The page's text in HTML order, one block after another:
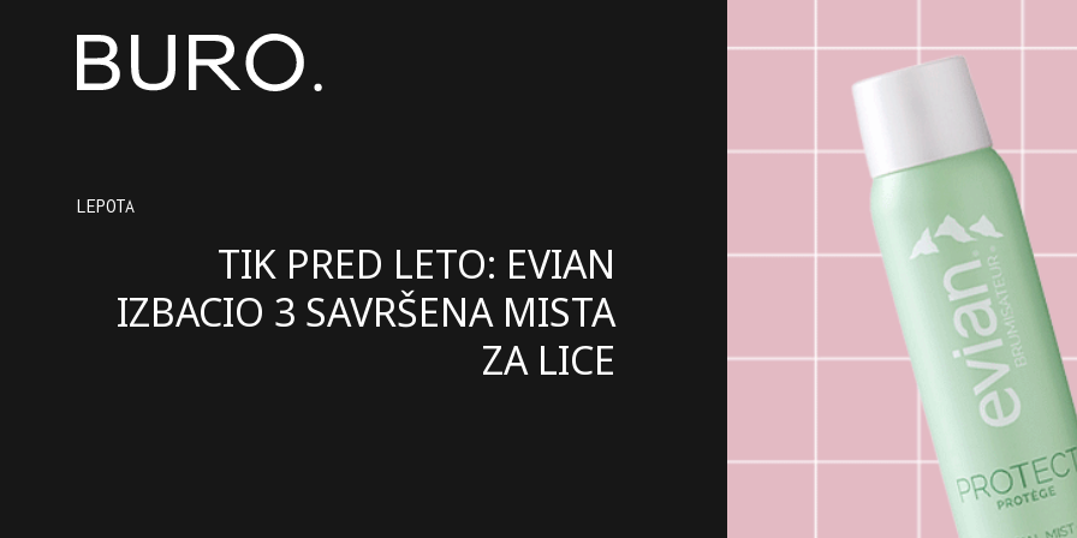
LEPOTA
TIK PRED LETO: EVIAN
IZBACIO 3 SAVRŠENA MISTA
ZA LICE